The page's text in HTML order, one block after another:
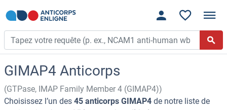
GIMAP4 Anticorps
(GTPase, IMAP Family Member 4 (GIMAP4))
Choisissez l’un des 45 anticorps GIMAP4 de notre liste de